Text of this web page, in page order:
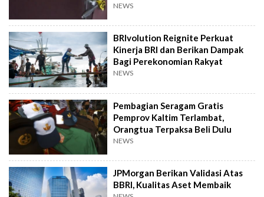
NEWS
BRIvolution Reignite Perkuat
Kinerja BRI dan Berikan Dampak
Bagi Perekonomian Rakyat
NEWS
Pembagian Seragam Gratis
Pemprov Kaltim Terlambat,
Orangtua Terpaksa Beli Dulu
NEWS
JPMorgan Berikan Validasi Atas
BBRI, Kualitas Aset Membaik